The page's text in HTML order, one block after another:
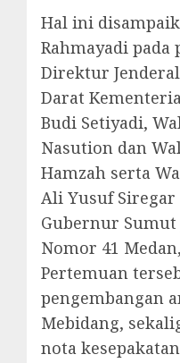
Hal ini
Rahmayadi pada
Direktur
Darat
Budi Setiyadi,
Nasution dan
Hamzah serta
Ali Yusuf
Gubernur Sumut
Nomor 41
Pertemuan
pengembangan
Mebidang,
nota